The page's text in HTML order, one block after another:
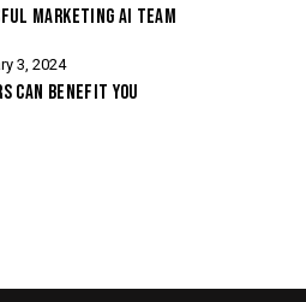
MARKETING AI TEAM
3, 2024
CAN BENEFIT YOU